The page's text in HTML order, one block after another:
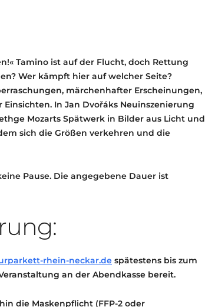
Tamino ist auf der Flucht, doch Rettung
Wer kämpft hier auf welcher Seite?
märchenhafter Erscheinungen,
In Jan Dvořáks Neuinszenierung
Mozarts Spätwerk in Bilder aus Licht und
sich die Größen verkehren und die
Pause. Die angegebene Dauer ist
rhein-neckar.de spätestens bis zum
an der Abendkasse bereit.
die Maskenpflicht (FFP-2 oder